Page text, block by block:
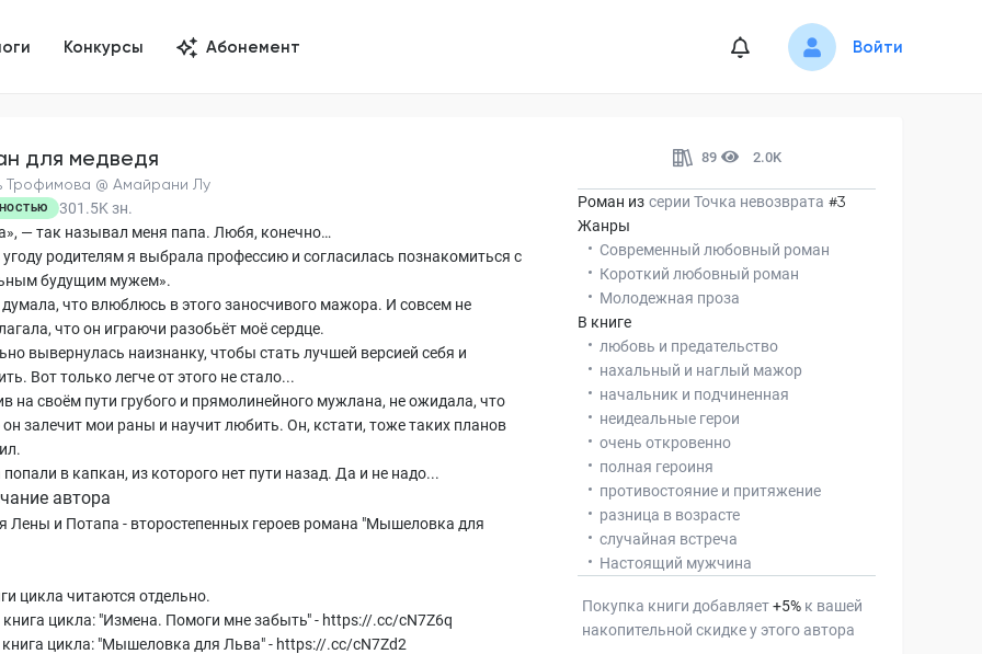
Конкурсы Абонемент Войти
для медведя
Трофимова @ Амайрани Лу
301.5K зн.
— так называл меня папа. Любя, конечно…
родителям я выбрала профессию и согласилась познакомиться с
будущим мужем».
что влюблюсь в этого заносчивого мажора. И совсем не
что он играючи разобьёт моё сердце.
вывернулась наизнанку, чтобы стать лучшей версией себя и
Вот только легче от этого не стало...
на своём пути грубого и прямолинейного мужлана, не ожидала, что
залечит мои раны и научит любить. Он, кстати, тоже таких планов
в капкан, из которого нет пути назад. Да и не надо...
автора
Лены и Потапа - второстепенных героев романа "Мышеловка для
цикла читаются отдельно.
цикла: "Измена. Помоги мне забыть" - https://.cc/cN7Z6q
книга цикла: "Мышеловка для Льва" - https://.cc/cN7Zd2
89 2.0K
Роман из серии Точка невозврата #3
Жанры
Современный любовный роман
Короткий любовный роман
Молодежная проза
В книге
любовь и предательство
нахальный и наглый мажор
начальник и подчиненная
неидеальные герои
очень откровенно
полная героиня
противостояние и притяжение
разница в возрасте
случайная встреча
Настоящий мужчина
Покупка книги добавляет+5% к вашей
накопительной скидке у этого автора